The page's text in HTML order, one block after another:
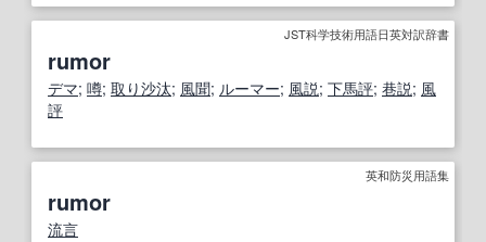
JST科学技術用語日英対訳辞書
rumor
デマ; 噂; 取り沙汰; 風聞; ルーマー; 風説; 下馬評; 巷説; 風
評
英和防災用語集
rumor
流言